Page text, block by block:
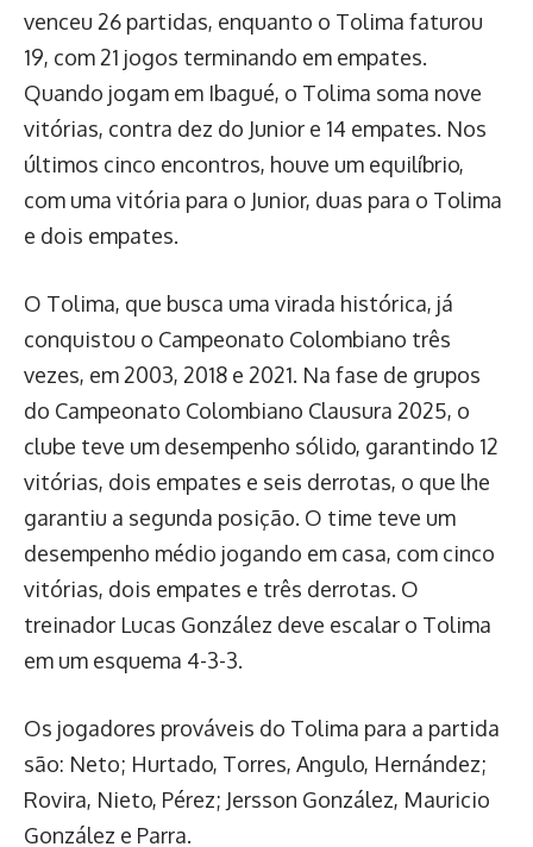
venceu 26 partidas, enquanto o Tolima faturou
19, com 21 jogos terminando em empates.
Quando jogam em Ibagué, o Tolima soma nove
vitórias, contra dez do Junior e 14 empates. Nos
últimos cinco encontros, houve um equilíbrio,
com uma vitória para o Junior, duas para o Tolima
e dois empates.
O Tolima, que busca uma virada histórica, já
conquistou o Campeonato Colombiano três
vezes, em 2003, 2018 e 2021. Na fase de grupos
do Campeonato Colombiano Clausura 2025, o
clube teve um desempenho sólido, garantindo 12
vitórias, dois empates e seis derrotas, o que lhe
garantiu a segunda posição. O time teve um
desempenho médio jogando em casa, com cinco
vitórias, dois empates e três derrotas. O
treinador Lucas González deve escalar o Tolima
em um esquema 4-3-3.
Os jogadores prováveis do Tolima para a partida
são: Neto; Hurtado, Torres, Angulo, Hernández;
Rovira, Nieto, Pérez; Jersson González, Mauricio
González e Parra.